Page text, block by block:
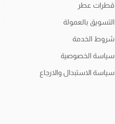
قطرات عطر
التسويق بالعمولة
شروط الخدمة
سياسة الخصوصية
سياسة الاستبدال والارجاع